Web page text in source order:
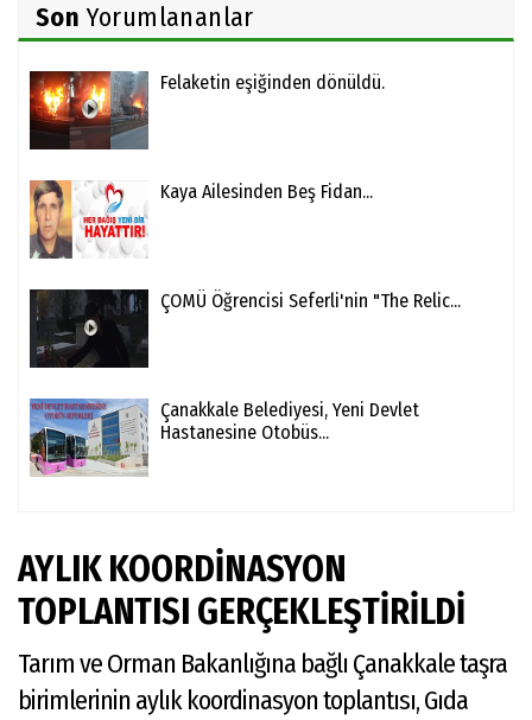
Son Yorumlananlar
Felaketin eşiğinden dönüldü.
Kaya Ailesinden Beş Fidan...
ÇOMÜ Öğrencisi Seferli'nin "The Relic...
Çanakkale Belediyesi, Yeni Devlet
Hastanesine Otobüs...
AYLIK KOORDİNASYON
TOPLANTISI GERÇEKLEŞTİRİLDİ
Tarım ve Orman Bakanlığına bağlı Çanakkale taşra
birimlerinin aylık koordinasyon toplantısı, Gıda